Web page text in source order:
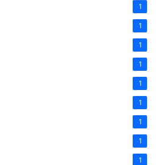
1
1
1
1
1
1
1
1
1